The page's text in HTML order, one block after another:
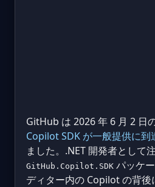
GitHub は 2026 年 6 月 2 日
Copilot SDK が一般提供に到
ました。.NET 開発者として
GitHub.Copilot.SDK パッケ
ディター内の Copilot の背後